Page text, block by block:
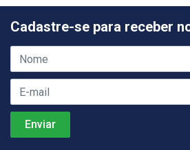
Cadastre-se para receber